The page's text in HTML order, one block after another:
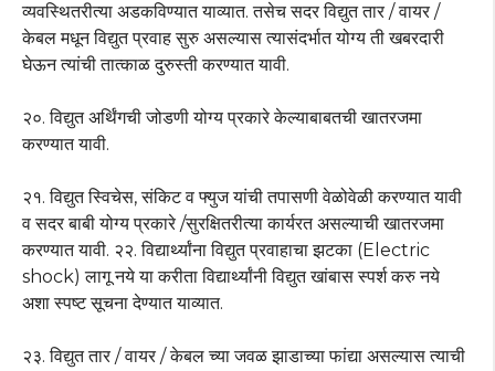
व्यवस्थितरीत्या अडकविण्यात याव्यात. तसेच सदर विद्युत तार / वायर /
केबल मधून विद्युत प्रवाह सुरु असल्यास त्यासंदर्भात योग्य ती खबरदारी
घेऊन त्यांची तात्काळ दुरुस्ती करण्यात यावी.
२०. विद्युत अर्थिंगची जोडणी योग्य प्रकारे केल्याबाबतची खातरजमा
करण्यात यावी.
२१. विद्युत स्विचेस, संकिट व फ्युज यांची तपासणी वेळोवेळी करण्यात यावी
व सदर बाबी योग्य प्रकारे /सुरक्षितरीत्या कार्यरत असल्याची खातरजमा
करण्यात यावी. २२. विद्यार्थ्यांना विद्युत प्रवाहाचा झटका (Electric
shock) लागू नये या करीता विद्यार्थ्यांनी विद्युत खांबास स्पर्श करु नये
अशा स्पष्ट सूचना देण्यात याव्यात.
२३. विद्युत तार / वायर / केबल च्या जवळ झाडाच्या फांद्या असल्यास त्याची